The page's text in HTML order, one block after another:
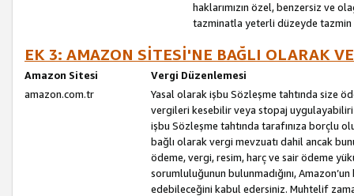
haklarımızın özel, benzersiz ve
tazminatla yeterli düzeyde
EK 3: AMAZON SİTESİ'NE BAĞLI OLARAK
Amazon Sitesi
Vergi Düzenlemesi
amazon.com.tr
Yasal olarak işbu Sözleşme tahtında size
vergileri kesebilir veya stopaj
işbu Sözleşme tahtında tarafınıza borçlu
bağlı olarak vergi mevzuatı dahil ancak
ödeme, vergi, resim, harç ve sair ödeme
sorumluluğunun bulunmadığını,
edebileceğini kabul edersiniz. Muhtelif